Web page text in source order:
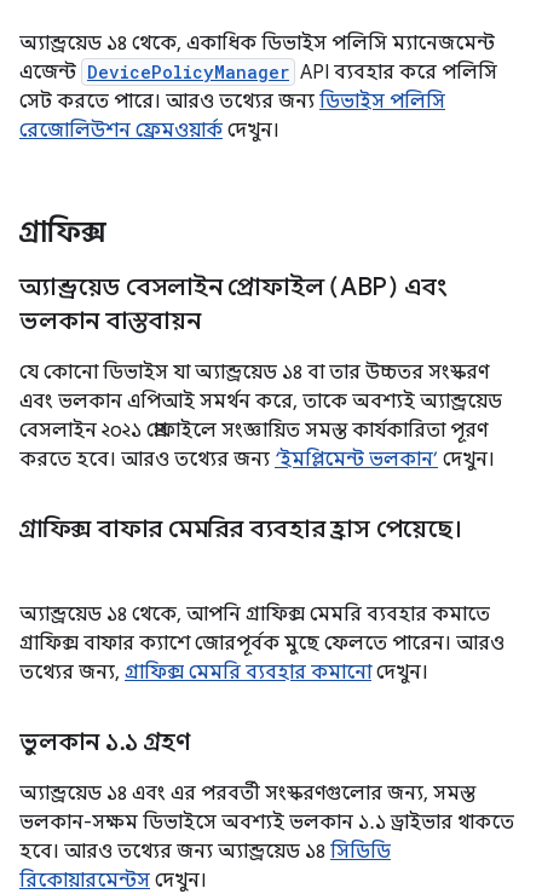
অ্যান্ড্রয়েড ১৪ থেকে, একাধিক ডিভাইস পলিসি ম্যানেজমেন্ট
এজেন্ট DevicePolicyManager API ব্যবহার করে পলিসি
সেট করতে পারে। আরও তথ্যের জন্য ডিভাইস পলিসি
রেজোলিউশন ফ্রেমওয়ার্ক দেখুন।
গ্রাফিক্স
অ্যান্ড্রয়েড বেসলাইন প্রোফাইল (ABP) এবং
ভলকান বাস্তবায়ন
যে কোনো ডিভাইস যা অ্যান্ড্রয়েড ১৪ বা তার উচ্চতর সংস্করণ
এবং ভলকান এপিআই সমর্থন করে, তাকে অবশ্যই অ্যান্ড্রয়েড
বেসলাইন ২০২১ প্রোফাইলে সংজ্ঞায়িত সমস্ত কার্যকারিতা পূরণ
করতে হবে। আরও তথ্যের জন্য ‘ইমপ্লিমেন্ট ভলকান’ দেখুন।
গ্রাফিক্স বাফার মেমরির ব্যবহার হ্রাস পেয়েছে।
অ্যান্ড্রয়েড ১৪ থেকে, আপনি গ্রাফিক্স মেমরি ব্যবহার কমাতে
গ্রাফিক্স বাফার ক্যাশে জোরপূর্বক মুছে ফেলতে পারেন। আরও
তথ্যের জন্য, গ্রাফিক্স মেমরি ব্যবহার কমানোদেখুন।
ভুলকান ১.১ গ্রহণ
অ্যান্ড্রয়েড ১৪ এবং এর পরবর্তী সংস্করণগুলোর জন্য, সমস্ত
ভলকান-সক্ষম ডিভাইসে অবশ্যই ভলকান ১.১ ড্রাইভার থাকতে
হবে। আরও তথ্যের জন্য অ্যান্ড্রয়েড ১৪ সিডিডি
রিকোয়ারমেন্টস দেখুন।